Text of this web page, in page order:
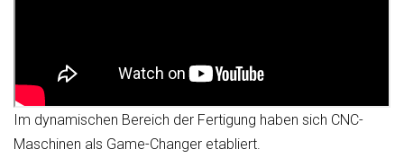
Im dynamischen Bereich der Fertigung haben sich CNC-
Maschinen als Game-Changer etabliert.